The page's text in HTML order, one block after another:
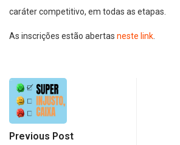
caráter competitivo, em todas as etapas.
As inscrições estão abertas neste link
Previous Post